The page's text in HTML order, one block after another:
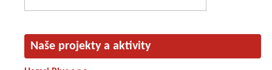
Naše projekty a aktivity